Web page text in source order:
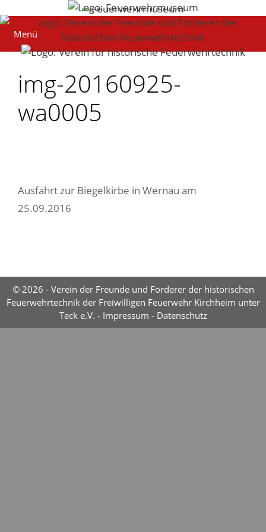
Inhalt
springen
Menü
img-20160925-
wa0005
Ausfahrt zur Biegelkirbe in Wernau am
25.09.2016
© 2026 - Verein der Freunde und Förderer der historischen
Feuerwehrtechnik der Freiwilligen Feuerwehr Kirchheim unter
Teck e.V. - Impressum - Datenschutz